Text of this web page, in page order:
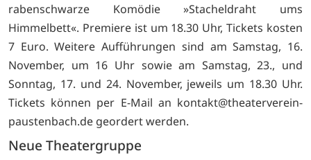
rabenschwarze Komödie »Stacheldraht ums
Himmelbett«. Premiere ist um 18.30 Uhr, Tickets kosten
7 Euro. Weitere Aufführungen sind am Samstag, 16.
November, um 16 Uhr sowie am Samstag, 23., und
Sonntag, 17. und 24. November, jeweils um 18.30 Uhr.
Tickets können per E-Mail an kontakt@theaterverein-
paustenbach.de geordert werden.
Neue Theatergruppe